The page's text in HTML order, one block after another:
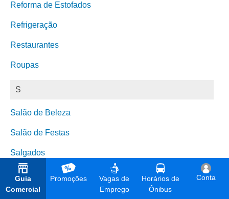
Guia
Comercial
Promoções
Vagas de
Emprego
Horários de
Ônibus
Conta
Reforma de Estofados
Refrigeração
Restaurantes
Roupas
S
Salão de Beleza
Salão de Festas
Salgados
Saúde
Segurança Eletrônica